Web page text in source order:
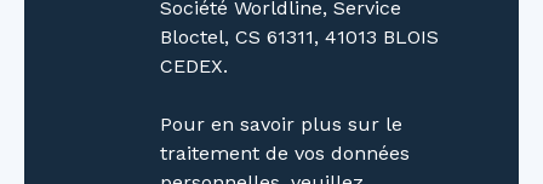
Société Worldline, Service
Bloctel, CS 61311, 41013 BLOIS
CEDEX.
Pour en savoir plus sur le
traitement de vos données